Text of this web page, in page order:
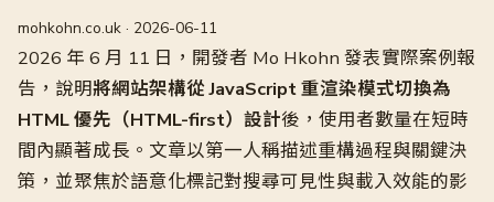
mohkohn.co.uk · 2026-06-11
2026 年 6 月 11 日，開發者 Mo Hkohn 發表實際案例報
告，說明將網站架構從 JavaScript 重渲染模式切換為
HTML 優先（HTML-first）設計後，使用者數量在短時
間內顯著成長。文章以第一人稱描述重構過程與關鍵決
策，並聚焦於語意化標記對搜尋可見性與載入效能的影